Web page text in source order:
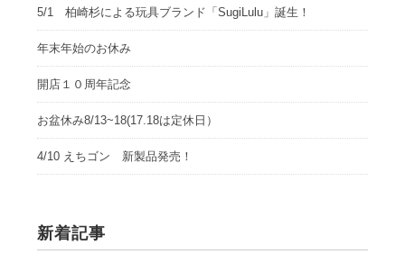
5/1 柏崎杉による玩具ブランド「SugiLulu」誕生！
年末年始のお休み
開店１０周年記念
お盆休み8/13~18(17.18は定休日）
4/10 えちゴン 新製品発売！
新着記事